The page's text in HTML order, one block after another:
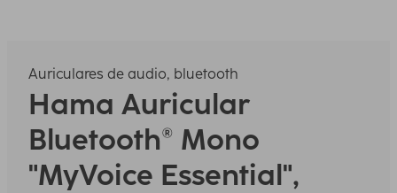
Auriculares de audio, bluetooth
Hama Auricular
Bluetooth® Mono
"MyVoice Essential",